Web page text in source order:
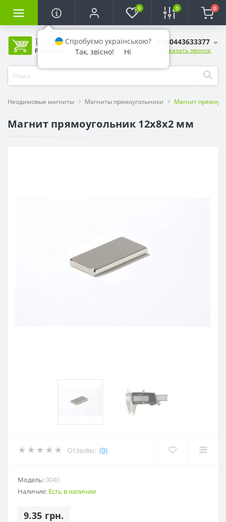
0 0 0
+380443633377
Заказать звонок
Неодимовые магниты Магниты прямоугольники Магнит
Магнит прямоугольник 12х8х2 мм
Отзывы: (0)
Модель:0040
Наличие: Есть в наличии
9.35 грн.
Спробуємо українською?
Так, звісно!
Ні